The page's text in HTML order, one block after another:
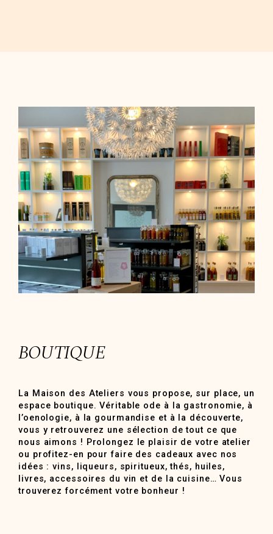
BOUTIQUE
La Maison des Ateliers vous propose, sur place, un
espace boutique. Véritable ode à la gastronomie, à
l’oenologie, à la gourmandise et à la découverte,
vous y retrouverez une sélection de tout ce que
nous aimons ! Prolongez le plaisir de votre atelier
ou profitez-en pour faire des cadeaux avec nos
idées : vins, liqueurs, spiritueux, thés, huiles,
livres, accessoires du vin et de la cuisine… Vous
trouverez forcément votre bonheur !